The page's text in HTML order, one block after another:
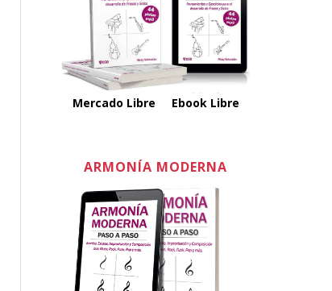
Mercado Libre Ebook Libre
ARMONÍA MODERNA